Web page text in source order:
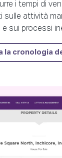
i tempi di
sulle attività
e sui processi
la cronologia